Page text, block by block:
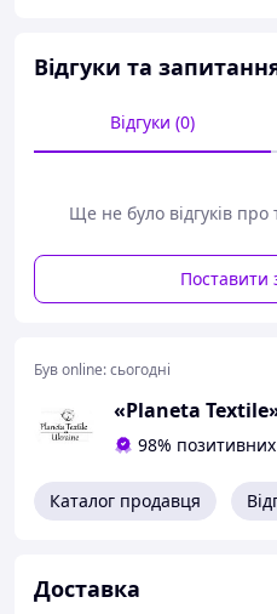
Зверніть увагу!Колір та
для уточнення деталей.
Відгуки та
Відгуки (0)
Ще не було відгуків
Поставити
Був online:сьогодні
«Planeta
98% позитивних
Каталог продавця
Доставка